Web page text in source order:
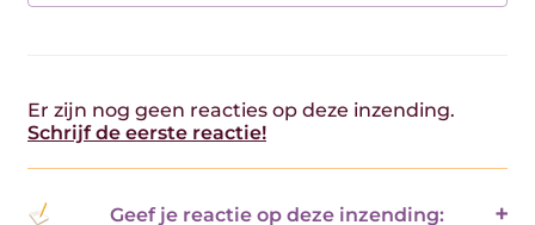
Er zijn nog geen reacties op deze inzending.
Schrijf de eerste reactie!
Geef je reactie op deze inzending: